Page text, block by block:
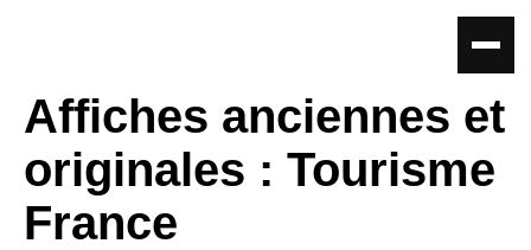
Affiches anciennes et
originales : Tourisme
France